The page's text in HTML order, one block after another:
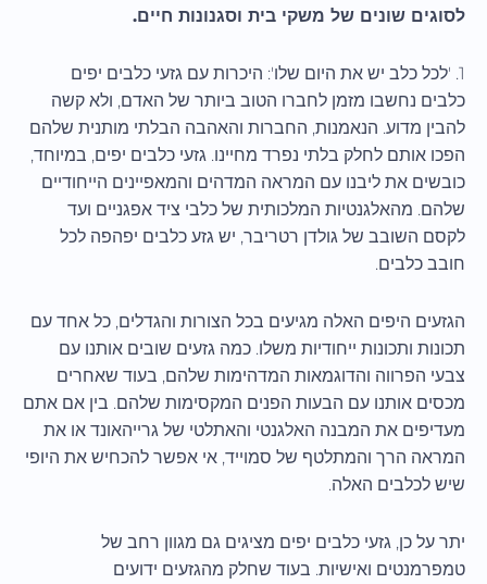
לסוגים שונים של משקי בית וסגנונות חיים.
1. 'לכל כלב יש את היום שלו': היכרות עם גזעי כלבים יפים
כלבים נחשבו מזמן לחברו הטוב ביותר של האדם, ולא קשה
להבין מדוע. הנאמנות, החברות והאהבה הבלתי מותנית שלהם
הפכו אותם לחלק בלתי נפרד מחיינו. גזעי כלבים יפים, במיוחד,
כובשים את ליבנו עם המראה המדהים והמאפיינים הייחודיים
שלהם. מהאלגנטיות המלכותית של כלבי ציד אפגניים ועד
לקסם השובב של גולדן רטריבר, יש גזע כלבים יפהפה לכל
חובב כלבים.
הגזעים היפים האלה מגיעים בכל הצורות והגדלים, כל אחד עם
תכונות ותכונות ייחודיות משלו. כמה גזעים שובים אותנו עם
צבעי הפרווה והדוגמאות המדהימות שלהם, בעוד שאחרים
מכסים אותנו עם הבעות הפנים המקסימות שלהם. בין אם אתם
מעדיפים את המבנה האלגנטי והאתלטי של גרייהאונד או את
המראה הרך והמתלטף של סמוייד, אי אפשר להכחיש את היופי
שיש לכלבים האלה.
יתר על כן, גזעי כלבים יפים מציגים גם מגוון רחב של
טמפרמנטים ואישיות. בעוד שחלק מהגזעים ידועים